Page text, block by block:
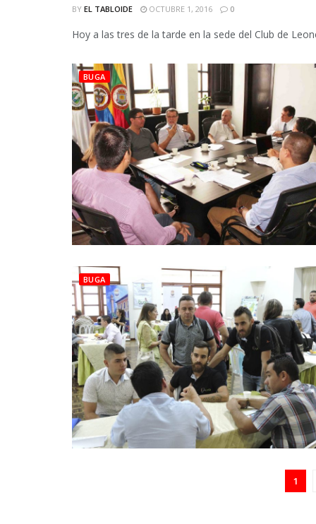
BY EL TABLOIDE OCTUBRE 1, 2016 0
Hoy a las tres de la tarde en la sede del Club de
BUGA
BUGA
1